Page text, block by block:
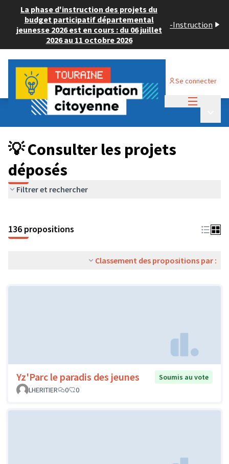
La phase d'instruction des projets du
budget participatif départemental
jeunesse 2026 est en cours : du 06 juillet
2026 au 11 octobre 2026
-Instruction
Se connecter
Budget Participatif JEUNESSE 2024
💡 Consulter les projets déposés
💡 Consulter les projets
déposés
Filtrer et rechercher
136 propositions
Classement des propositions par :
Yz'Parc le paradis des jeunes
Soumis au vote
LHERITIER
0 0